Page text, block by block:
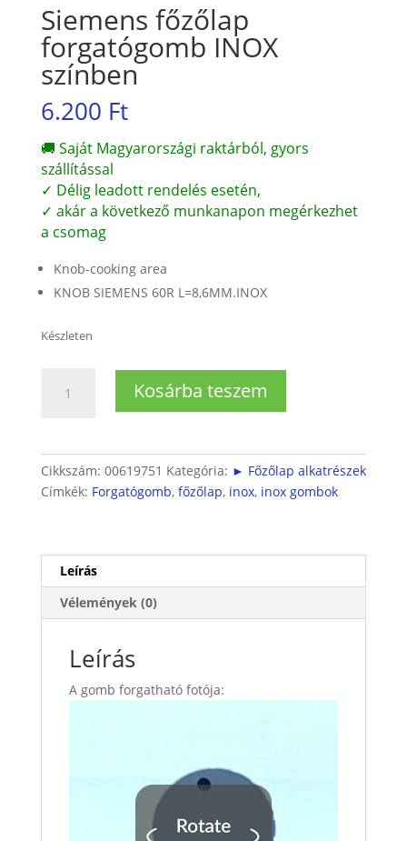
Siemens főzőlap
forgatógomb INOX
színben
6.200 Ft
🚚 Saját Magyarországi raktárból, gyors
szállítással
✓ Délig leadott rendelés esetén,
✓ akár a következő munkanapon megérkezhet
a csomag
Knob-cooking area
KNOB SIEMENS 60R L=8,6MM.INOX
Készleten
főzőlap
színben
mennyiség
Kosárba teszem
Cikkszám: 00619751 Kategória: ► Főzőlap alkatrészek
Címkék: Forgatógomb, főzőlap, inox, inox gombok
Leírás
Vélemények (0)
Leírás
A gomb forgatható fotója: